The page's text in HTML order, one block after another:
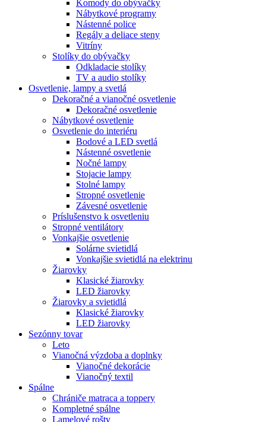
Komody do obývačky
Nábytkové programy
Nástenné police
Regály a deliace steny
Vitríny
Stolíky do obývačky
Odkladacie stolíky
TV a audio stolíky
Osvetlenie, lampy a svetlá
Dekoračné a vianočné osvetlenie
Dekoračné osvetlenie
Nábytkové osvetlenie
Osvetlenie do interiéru
Bodové a LED svetlá
Nástenné osvetlenie
Nočné lampy
Stojacie lampy
Stolné lampy
Stropné osvetlenie
Závesné osvetlenie
Príslušenstvo k osvetleniu
Stropné ventilátory
Vonkajšie osvetlenie
Solárne svietidlá
Vonkajšie svietidlá na elektrinu
Žiarovky
Klasické žiarovky
LED žiarovky
Žiarovky a svietidlá
Klasické žiarovky
LED žiarovky
Sezónny tovar
Leto
Vianočná výzdoba a doplnky
Vianočné dekorácie
Vianočný textil
Spálne
Chrániče matraca a toppery
Kompletné spálne
Lamelové rošty